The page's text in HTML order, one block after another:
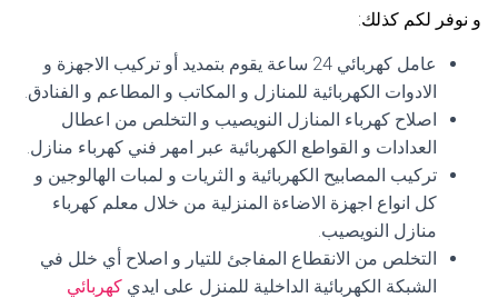
و نوفر لكم كذلك:
عامل كهربائي 24 ساعة يقوم بتمديد أو تركيب الاجهزة و
الادوات الكهربائية للمنازل و المكاتب و المطاعم و الفنادق.
اصلاح كهرباء المنازل النويصيب و التخلص من اعطال
العدادات و القواطع الكهربائية عبر امهر فني كهرباء منازل.
تركيب المصابيح الكهربائية و الثريات و لمبات الهالوجين و
كل انواع اجهزة الاضاءة المنزلية من خلال معلم كهرباء
منازل النويصيب.
التخلص من الانقطاع المفاجئ للتيار و اصلاح أي خلل في
الشبكة الكهربائية الداخلية للمنزل على ايدي كهربائي